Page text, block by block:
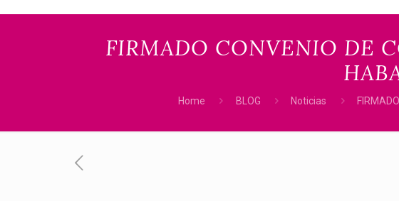
FIRMADO CONVENIO DE
Home BLOG Noticias